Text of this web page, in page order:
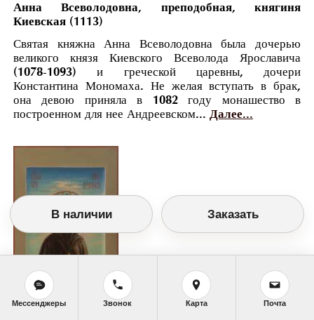
Анна Всеволодовна, преподобная, княгиня
Киевская (1113)
Святая княжна Анна Всеволодовна была дочерью
великого князя Киевского Всеволода Ярославича
(1078-1093) и греческой царевны, дочери
Константина Мономаха. Не желая вступать в брак,
она девою приняла в 1082 году монашество в
построенном для нее Андреевском... Далее...
В наличии Заказать
Мессенджеры Звонок Карта Почта